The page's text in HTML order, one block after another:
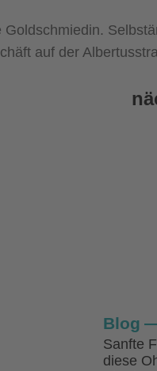
auf der
Blog
Sanfte
diese